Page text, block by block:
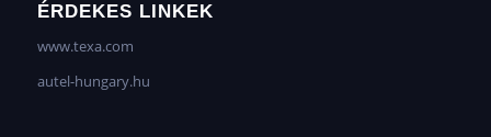
ÉRDEKES LINKEK
www.texa.com
autel-hungary.hu